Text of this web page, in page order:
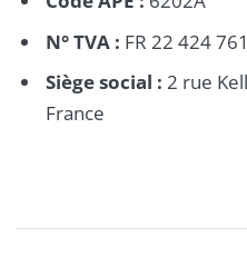
N° TVA : FR 22 424
Siège social : 2 rue
France